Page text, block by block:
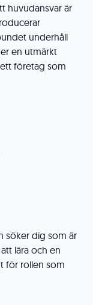
huvudansvar är
underhåll
en utmärkt
företag som
söker dig som är
lära och en
för rollen som